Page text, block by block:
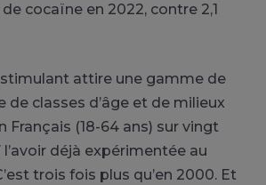
cocaïne en 2022, contre 2,1
attire une gamme de
de classes d’âge et de milieux
Français (18-64 ans) sur vingt
l’avoir déjà expérimentée au
trois fois plus qu’en 2000. Et